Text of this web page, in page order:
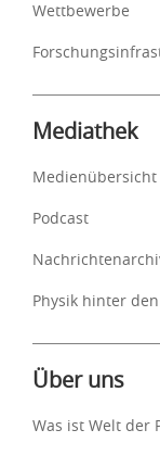
Wettbewerbe
Mediathek
Medienübersicht
Podcast
Physik hinter
Über uns
Was ist Welt der